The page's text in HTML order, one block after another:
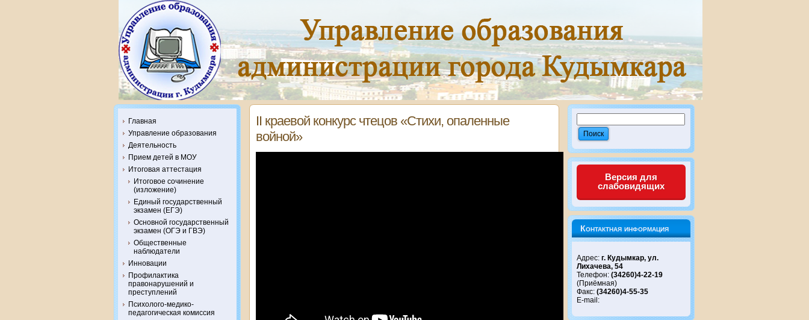
Главная
Управление образования
Деятельность
Прием детей в МОУ
Итоговая аттестация
Итоговое сочинение
(изложение)
Единый государственный
экзамен (ЕГЭ)
Основной государственный
экзамен (ОГЭ и ГВЭ)
Общественные
наблюдатели
Инновации
Профилактика
правонарушений и
преступлений
Психолого-медико-
педагогическая комиссия
II краевой конкурс чтецов «Стихи, опаленные
войной»
Версия для
слабовидящих
Контактная информация
Адрес: г. Кудымкар, ул.
Лихачева, 54
Телефон: (34260)4-22-19
(Приёмная)
Факс: (34260)4-55-35
E-mail: